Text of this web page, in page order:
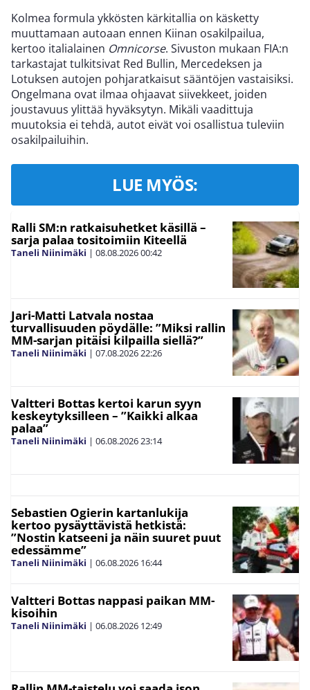
Kolmea formula ykkösten kärkitallia on käsketty
muuttamaan autoaan ennen Kiinan osakilpailua,
kertoo italialainen Omnicorse. Sivuston mukaan FIA:n
tarkastajat tulkitsivat Red Bullin, Mercedeksen ja
Lotuksen autojen pohjaratkaisut sääntöjen vastaisiksi.
Ongelmana ovat ilmaa ohjaavat siivekkeet, joiden
joustavuus ylittää hyväksytyn. Mikäli vaadittuja
muutoksia ei tehdä, autot eivät voi osallistua tuleviin
osakilpailuihin.
LUE MYÖS:
Ralli SM:n ratkaisuhetket käsillä –
sarja palaa tositoimiin Kiteellä
Taneli Niinimäki | 08.08.202600:42
Jari-Matti Latvala nostaa
turvallisuuden pöydälle: ”Miksi rallin
MM-sarjan pitäisi kilpailla siellä?”
Taneli Niinimäki | 07.08.202622:26
Valtteri Bottas kertoi karun syyn
keskeytyksilleen – ”Kaikki alkaa
palaa”
Taneli Niinimäki | 06.08.202623:14
Sebastien Ogierin kartanlukija
kertoo pysäyttävistä hetkistä:
”Nostin katseeni ja näin suuret puut
edessämme”
Taneli Niinimäki | 06.08.2026 16:44
Valtteri Bottas nappasi paikan MM-
kisoihin
Taneli Niinimäki | 06.08.2026 12:49